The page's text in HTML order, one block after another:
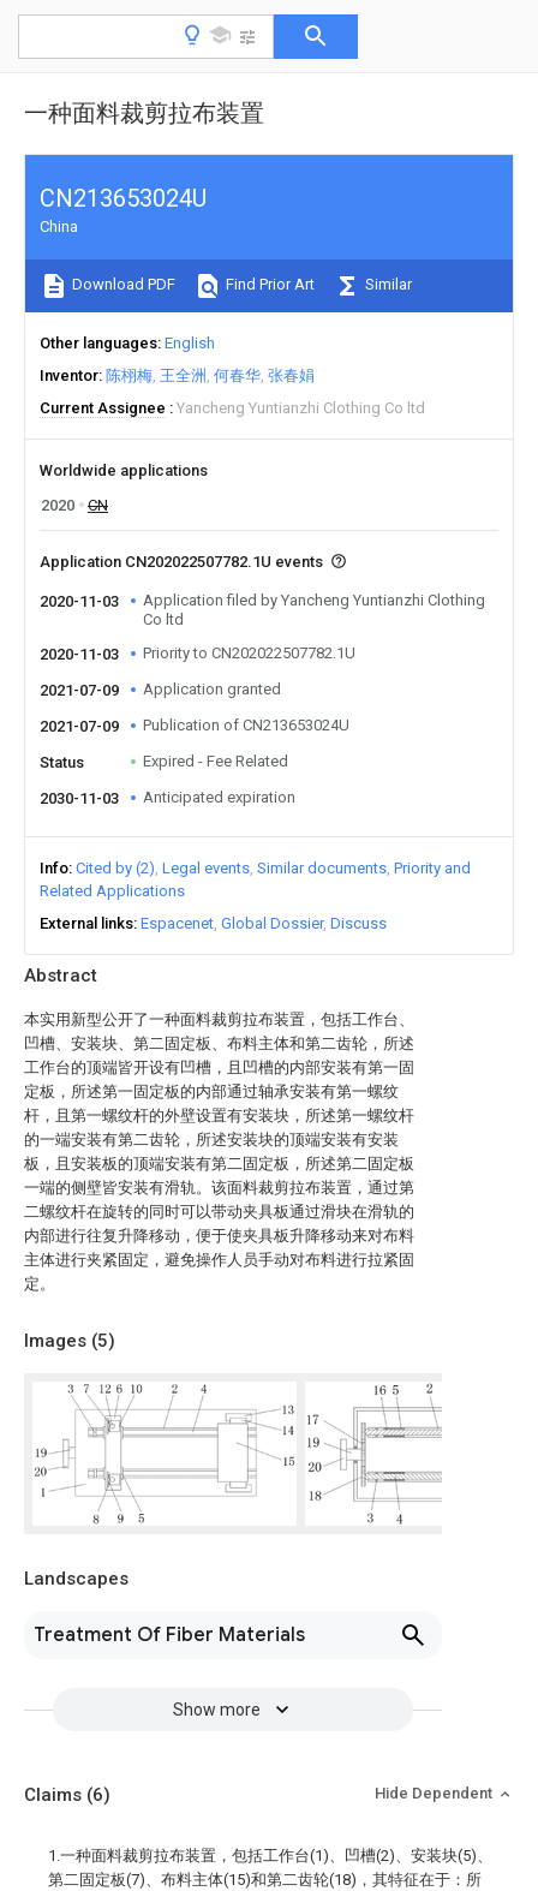
一种面料裁剪拉布装置
Abstract
本实用新型公开了一种面料裁剪拉布装置，包括工作台、
凹槽、安装块、第二固定板、布料主体和第二齿轮，所述
工作台的顶端皆开设有凹槽，且凹槽的内部安装有第一固
定板，所述第一固定板的内部通过轴承安装有第一螺纹
杆，且第一螺纹杆的外壁设置有安装块，所述第一螺纹杆
的一端安装有第二齿轮，所述安装块的顶端安装有安装
板，且安装板的顶端安装有第二固定板，所述第二固定板
一端的侧壁皆安装有滑轨。该面料裁剪拉布装置，通过第
二螺纹杆在旋转的同时可以带动夹具板通过滑块在滑轨的
内部进行往复升降移动，便于使夹具板升降移动来对布料
主体进行夹紧固定，避免操作人员手动对布料进行拉紧固
定。
Images (5)
Landscapes
Treatment Of Fiber Materials
Show more
CN213653024U
China
Download PDF Find Prior Art Similar
Other languages English
Inventor 陈栩梅 王全洲 何春华 张春娟
Current Assignee
Yancheng Yuntianzhi Clothing Co ltd
Worldwide applications
2020
CN
Application CN202022507782.1U events
2020-11-03
Application filed by Yancheng Yuntianzhi Clothing
Co ltd
2020-11-03
Priority to CN202022507782.1U
2021-07-09 Application granted
2021-07-09 Publication of CN213653024U
Status Expired - Fee Related
2030-11-03 Anticipated expiration
Info Cited by (2) Legal events Similar documents Priority and
Related Applications
External links Espacenet Global Dossier Discuss
Claims (6) Hide Dependent
1.一种面料裁剪拉布装置，包括工作台(1)、凹槽(2)、安装块(5)、
第二固定板(7)、布料主体(15)和第二齿轮(18)，其特征在于：所